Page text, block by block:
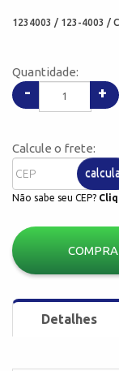
1234003 / 123-4003 /
Quantidade:
- +
Calcule o frete:
Não sabe seu CEP?
Detalhes